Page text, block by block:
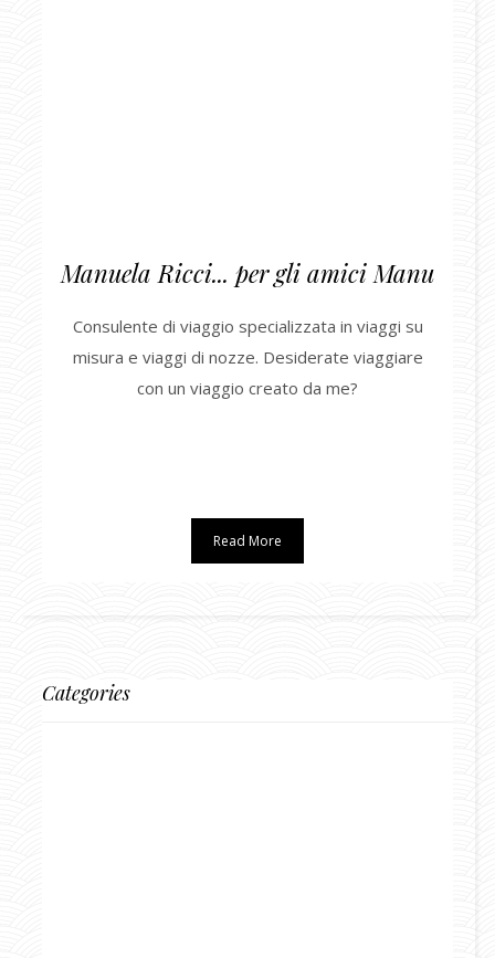
Manuela Ricci... per gli amici Manu
Consulente di viaggio specializzata in viaggi su
misura e viaggi di nozze. Desiderate viaggiare
con un viaggio creato da me?
Read More
Categories